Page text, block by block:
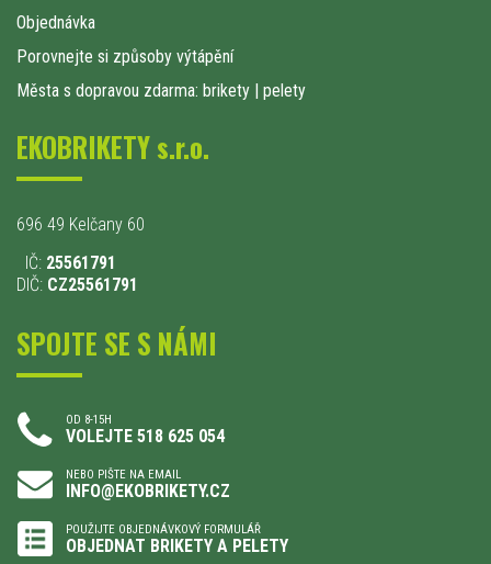
Objednávka
Porovnejte si způsoby výtápění
Města s dopravou zdarma: brikety | pelety
EKOBRIKETY s.r.o.
696 49 Kelčany 60
IČ: 25561791
DIČ: CZ25561791
SPOJTE SE S NÁMI
OD 8-15H
VOLEJTE 518 625 054
NEBO PIŠTE NA EMAIL
INFO@EKOBRIKETY.CZ
POUŽIJTE OBJEDNÁVKOVÝ FORMULÁŘ
OBJEDNAT BRIKETY A PELETY